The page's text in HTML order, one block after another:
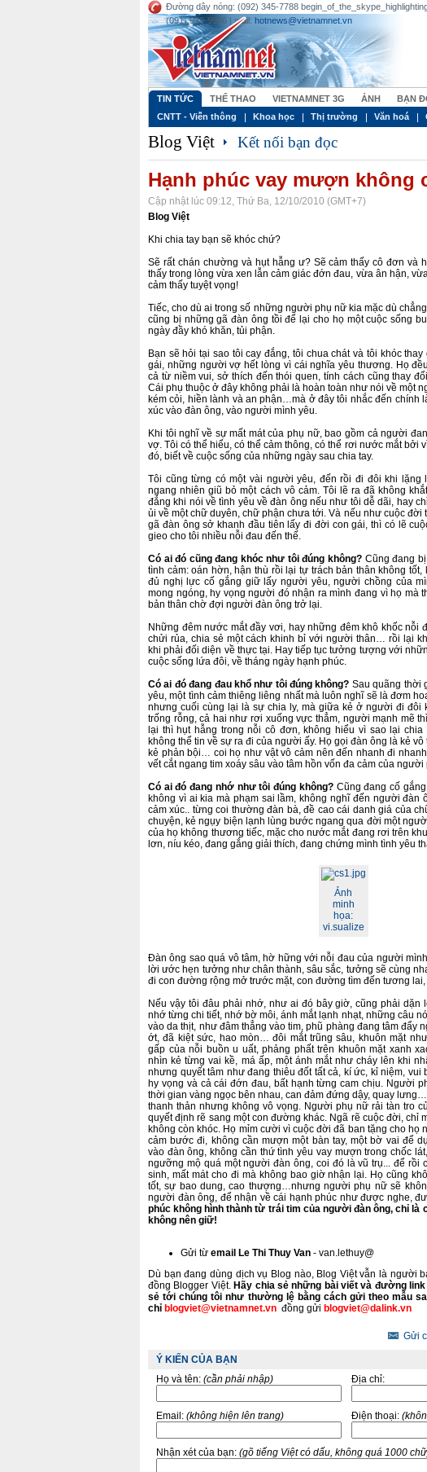
Đường dây nóng: (092) 345-7788
(091) 949-9936 | mail: hotnews@vietnamnet.vn
TIN TỨC THỂ THAO VIETNAMNET 3G ẢNH BẠN
CNTT - Viễn thông
Khoa học Thị trường Văn hoá
Blog Việt Kết nối bạn đọc
Hạnh phúc vay mượn không
Cập nhật lúc 09:12, Thứ Ba, 12/10/2010 (GMT+7)
Blog Việt
Khi chia tay bạn sẽ khóc chứ?
Sẽ rất chán chường và hụt hẫng ư? Sẽ cảm thấy cô đơn và
thấy trong lòng vừa xen lẫn cảm giác đớn đau, vừa ân hận,
cảm thấy tuyệt vọng!
Tiếc, cho dù ai trong số những người phụ nữ kia mặc dù
cũng bị những gã đàn ông tồi để lại cho họ một cuộc sống
ngày đầy khó khăn, tủi phận.
Bạn sẽ hỏi tại sao tôi cay đắng, tôi chua chát và tôi khóc
gái, những người vợ hết lòng vì cái nghĩa yêu thương. Họ
cả từ niềm vui, sở thích đến thói quen, tính cách cũng thay
Cái phụ thuộc ở đây không phải là hoàn toàn như nói về một
kém cỏi, hiền lành và an phận…mà ở đây tôi nhắc đến chính
xúc vào đàn ông, vào người mình yêu.
Khi tôi nghĩ về sự mất mát của phụ nữ, bao gồm cả người
vợ. Tôi có thể hiểu, có thể cảm thông, có thể rơi nước mắt bởi
đó, biết về cuộc sống của những ngày sau chia tay.
Tôi cũng từng có một vài người yêu, đến rồi đi đôi khi lặng
ngang nhiên giũ bỏ một cách vô cảm. Tôi lẽ ra đã không
đắng khi nói về tình yêu về đàn ông nếu như tôi dễ dãi, hay
ủi về một chữ duyên, chữ phận chưa tới. Và nếu như cuộc đời
gã đàn ông sở khanh đầu tiên lấy đi đời con gái, thì có lẽ
gieo cho tôi nhiều nỗi đau đến thế.
Có ai đó cũng đang khóc như tôi đúng không? Cũng đang
tình cảm: oán hờn, hận thù rồi lại tự trách bản thân không tốt,
đủ nghị lực cố gắng giữ lấy người yêu, người chồng của
mong ngóng, hy vọng người đó nhận ra mình đang vì họ mà
bản thân chờ đợi người đàn ông trở lại.
Những đêm nước mắt đầy vơi, hay những đêm khô khốc nỗi
chửi rủa, chia sẻ một cách khinh bỉ với người thân… rồi lại
khi phải đối diện về thực tại. Hay tiếp tục tưởng tượng với
cuộc sống lứa đôi, về tháng ngày hạnh phúc.
Có ai đó đang đau khổ như tôi đúng không? Sau quãng thời
yêu, một tình cảm thiêng liêng nhất mà luôn nghĩ sẽ là đơm
nhưng cuối cùng lại là sự chia ly, mà giữa kẻ ở người đi đôi
trống rỗng, cả hai như rơi xuống vực thẳm, người mạnh mẽ
lại thì hụt hẫng trong nỗi cô đơn, không hiểu vì sao lại chia
không thể tin về sự ra đi của người ấy. Họ gọi đàn ông là kẻ
kẻ phản bội… coi họ như vật vô cảm nên đến nhanh đi
vết cắt ngang tim xoáy sâu vào tâm hồn vốn đa cảm của
Có ai đó đang nhớ như tôi đúng không?Cũng đang cố gắng
không vì ai kia mà phạm sai lầm, không nghĩ đến người đàn
cảm xúc.. từng coi thường đàn bà, đề cao cái danh giá của
chuyện, kẻ ngụy biện lạnh lùng bước ngang qua đời một
của họ không thương tiếc, mặc cho nước mắt đang rơi trên
lơn, níu kéo, đang gắng giải thích, đang chứng mình tình yêu
Ảnh
minh
họa:
vi.sualize
Đàn ông sao quá vô tâm, hờ hững với nỗi đau của người
lời ước hẹn tưởng như chân thành, sâu sắc, tưởng sẽ cùng
đi con đường rộng mở trước mặt, con đường tìm đến tương
Nếu vậy tôi đâu phải nhớ, như ai đó bây giờ, cũng phải dặn
nhớ từng chi tiết, nhớ bờ môi, ánh mắt lạnh nhạt, những câu
vào da thịt, như đâm thẳng vào tim, phũ phàng đang tâm đẩy
ớt, đã kiệt sức, hao mòn… đôi mắt trũng sâu, khuôn mặt
gấp của nỗi buồn u uất, phảng phất trên khuôn mặt xanh
nhìn kẻ từng vai kề, má ấp, một ánh mắt như cháy lên khi
nhưng quyết tâm như đang thiêu đốt tất cả, kí ức, kỉ niệm, vui
hy vọng và cả cái đớn đau, bất hạnh từng cam chịu. Người
thời gian vàng ngọc bên nhau, can đảm đứng dậy, quay
thanh thản nhưng không vô vọng. Người phụ nữ rải tàn tro
quyết định rẽ sang một con đường khác. Ngã rẽ cuộc đời, chỉ
không còn khóc. Họ mỉm cười vì cuộc đời đã ban tặng cho họ
cảm bước đi, không cần mượn một bàn tay, một bờ vai để
vào đàn ông, không cần thứ tình yêu vay mượn trong chốc
ngưỡng mộ quá một người đàn ông, coi đó là vũ trụ... để rồi
sinh, mất mát cho đi mà không bao giờ nhận lại. Họ cũng
tốt, sự bao dung, cao thượng…nhưng người phụ nữ sẽ
người đàn ông, để nhận về cái hạnh phúc như được nghe,
phúc không hình thành từ trái tim của người đàn ông, chỉ là
không nên giữ!
Gửi từ email Le Thi Thuy Van - van.lethuy@
Dù bạn đang dùng dịch vụ Blog nào, Blog Việt vẫn là người
đồng Blogger Việt. Hãy chia sẻ những bài viết và đường
sẻ tới chúng tôi như thường lệ bằng cách gửi theo mẫu
chỉ blogviet@vietnamnet.vn đồng gửi blogviet@dalink.vn
Gửi
Ý KIẾN CỦA BẠN
Họ và tên: (cần phải nhập) Địa chỉ:
Email: (không hiện lên trang) Điện thoại:
Nhận xét của bạn: (gõ tiếng Việt có dấu, không quá 1000